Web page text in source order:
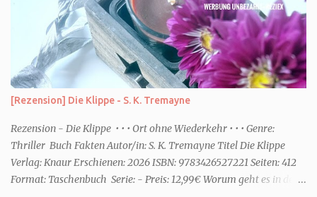
aber nicht viele Informationen. Ob die Behälter in die
Spülmaschine dürfen oder ähnliches, habe ich dort jedenfalls nicht
entnehmen können. Rezepte gibt es über eine Art Flyer. Dort sind
Online ein paar Rezepte für die unterschiedlichsten Funktionen des
Gerätes. Für den Aufbau habe ich keine fünf Minuten benötigt. Die
Optik Die Optik ist nett. Sie erinnert mich von der Größe her an
eine Kaffeemaschine. Farblich ist sie dezent und passt zum Eis. Ich
würde sagen Retro meets Moderne. Das Bedienfeld hat eine ...
[Rezension] Die Klippe - S. K. Tremayne
Rezension - Die Klippe • • • Ort ohne Wiederkehr • • • Genre:
Thriller Buch Fakten Autor/in: S. K. Tremayne Titel Die Klippe
Verlag: Knaur Erschienen: 2026 ISBN: 9783426527221 Seiten: 412
Format: Taschenbuch Serie: - Preis: 12,99€ Worum geht es in dem